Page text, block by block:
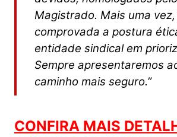
Magistrado. Mais uma
comprovada a postura
entidade sindical em
Sempre apresentaremos
caminho mais seguro.”
CONFIRA MAIS